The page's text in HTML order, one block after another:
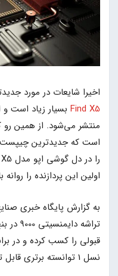
اخیرا شایعات در مورد
Find X5 بسیار زیاد است
منتشر می‌شود. از همین
اولین این پردازنده را روانه
به گزارش پایگاه خبری
تراشه
نسل 1 توانسته برتری قابل توجه‌ای را بدست آورد.